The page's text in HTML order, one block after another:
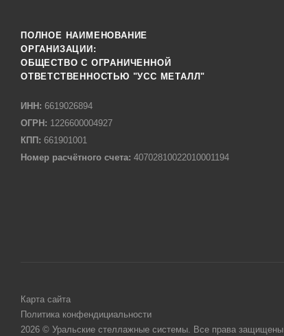
ПОЛНОЕ НАИМЕНОВАНИЕ
ОРГАНИЗАЦИИ:
ОБЩЕСТВО С ОГРАНИЧЕННОЙ
ОТВЕТСТВЕННОСТЬЮ "УСС МЕТАЛЛ"
ИНН: 6619026894
ОГРН: 1226600004927
КПП: 661901001
Номер расчётного счета: 40702810022010001194
Карта сайта
Политика конфендициальности
2026 © Уральские стеллажные системы. Все права защищены